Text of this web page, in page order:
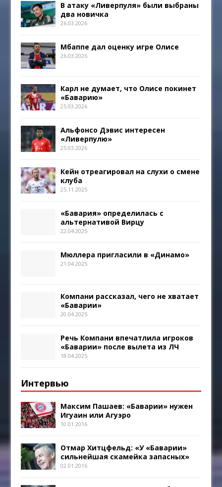
В атаку «Ливерпуля» были выбраны
два новичка
26.03.2026
Мбаппе дал оценку игре Олисе
26.03.2026
Карл не думает, что Олисе покинет
«Баварию»
25.03.2026
Альфонсо Дэвис интересен
«Ливерпулю»
25.03.2026
Кейн отреагировал на слухи о смене
клуба
25.11.2025
«Бавария» определилась с
альтернативой Вирцу
22.04.2025
Мюллера пригласили в «Динамо»
21.04.2025
Компани рассказал, чего не хватает
«Баварии»
20.04.2025
Речь Компани впечатлила игроков
«Баварии» после вылета из ЛЧ
18.04.2025
Интервью
Максим Пашаев: «Баварии» нужен
Игуаин или Агуэро
10.01.2016
Отмар Хитцфельд: «У «Баварии»
сильнейшая скамейка запасных»
02.01.2016